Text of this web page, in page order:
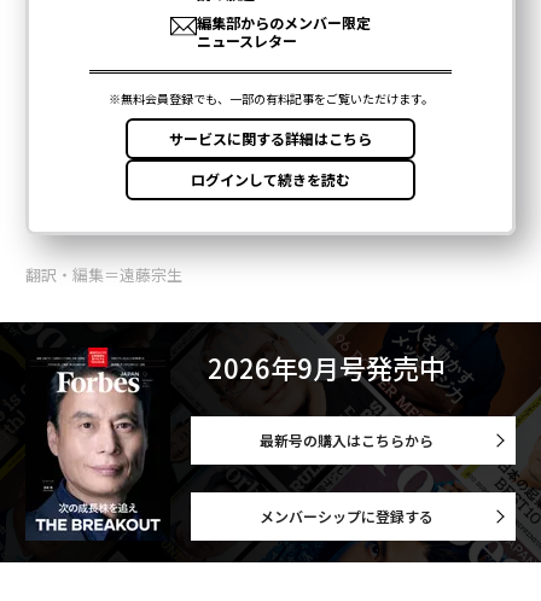
翻訳・編集＝遠藤宗生
2026年9月号発売中
最新号の購入はこちらから
メンバーシップに登録する